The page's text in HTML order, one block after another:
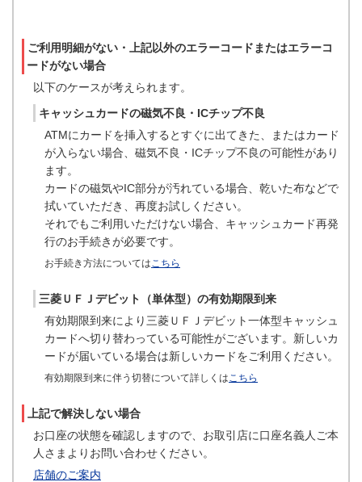
ご利用明細がない・上記以外のエラーコードまたはエラーコ
ードがない場合
以下のケースが考えられます。
キャッシュカードの磁気不良・ICチップ不良
ATMにカードを挿入するとすぐに出てきた、またはカード
が入らない場合、磁気不良・ICチップ不良の可能性があり
ます。
カードの磁気やIC部分が汚れている場合、乾いた布などで
拭いていただき、再度お試しください。
それでもご利用いただけない場合、キャッシュカード再発
行のお手続きが必要です。
お手続き方法については こちら
三菱ＵＦＪデビット（単体型）の有効期限到来
有効期限到来により三菱ＵＦＪデビット一体型キャッシュ
カードへ切り替わっている可能性がございます。新しいカ
ードが届いている場合は新しいカードをご利用ください。
有効期限到来に伴う切替について詳しくは こちら
上記で解決しない場合
お口座の状態を確認しますので、お取引店に口座名義人ご本
人さまよりお問い合わせください。
店舗のご案内